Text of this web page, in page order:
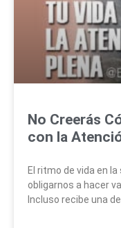
No Creerás
con la
El ritmo de vida en
obligarnos a hacer
Incluso recibe una